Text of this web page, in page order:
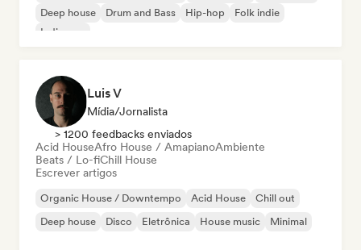
Deep house
Drum and Bass Hip-hop
Folk indie
Indie pop
Luis V
Mídia/Jornalista
> 1200 feedbacks enviados
Acid HouseAfro House / AmapianoAmbiente
Beats / Lo-fiChill House
Escrever artigos
Organic House / Downtempo Acid House
Chill out
Deep house
Disco Eletrônica House music Minimal